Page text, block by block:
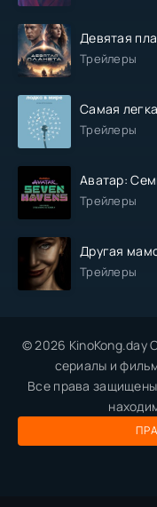
Девятая
Трейлеры
Самая
Трейлеры
Аватар:
Трейлеры
Другая
Трейлеры
© 2026 KinoKong.day
сериалы и
Все права